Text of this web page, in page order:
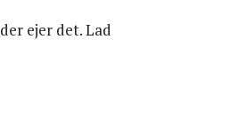
ejer det. Lad